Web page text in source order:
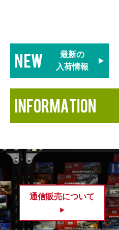
最新の
入荷情報
通信販売について